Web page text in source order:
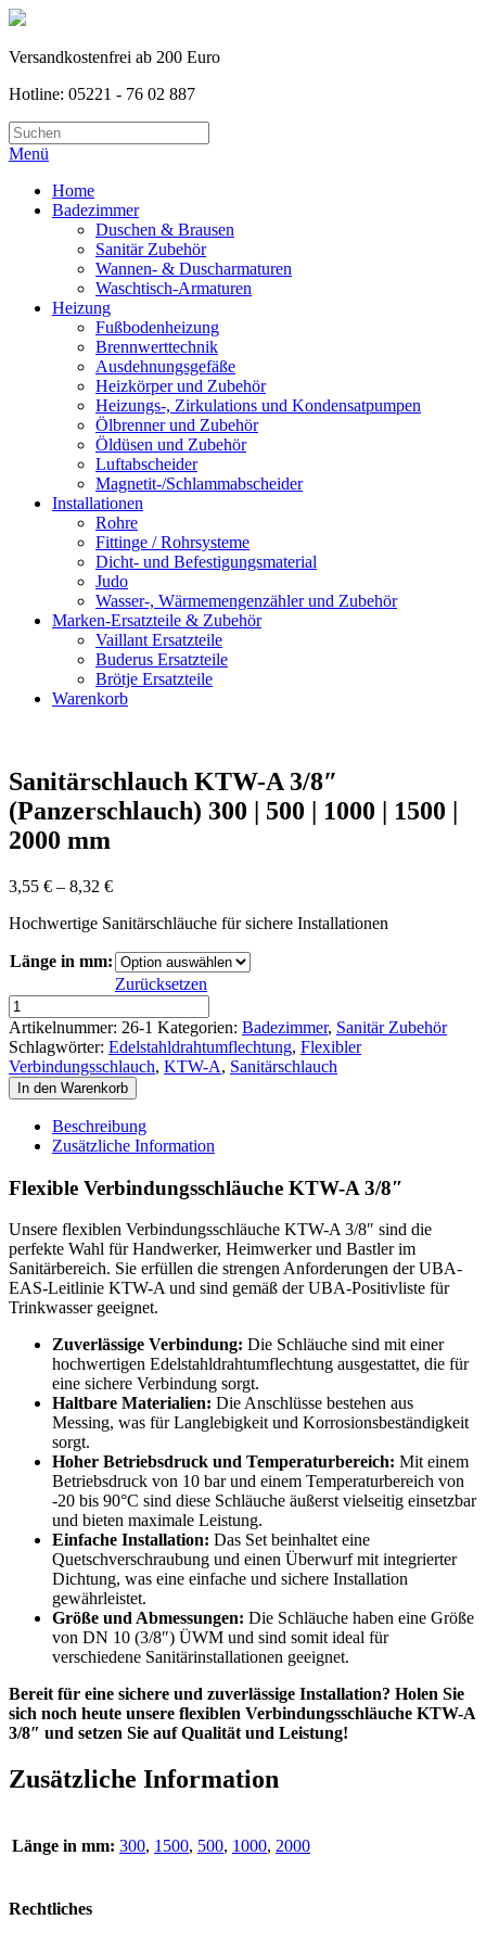
Versandkostenfrei ab 200 Euro
Hotline: 05221 - 76 02 887
Menü
Home
Badezimmer
Duschen & Brausen
Sanitär Zubehör
Wannen- & Duscharmaturen
Waschtisch-Armaturen
Heizung
Fußbodenheizung
Brennwerttechnik
Ausdehnungsgefäße
Heizkörper und Zubehör
Heizungs-, Zirkulations und Kondensatpumpen
Ölbrenner und Zubehör
Öldüsen und Zubehör
Luftabscheider
Magnetit-/Schlammabscheider
Installationen
Rohre
Fittinge / Rohrsysteme
Dicht- und Befestigungsmaterial
Judo
Wasser-, Wärmemengenzähler und Zubehör
Marken-Ersatzteile & Zubehör
Vaillant Ersatzteile
Buderus Ersatzteile
Brötje Ersatzteile
Warenkorb
Sanitärschlauch KTW-A 3/8″
(Panzerschlauch) 300 | 500 | 1000 | 1500 |
2000 mm
3,55 € – 8,32 €
Hochwertige Sanitärschläuche für sichere Installationen
Länge in mm:
Zurücksetzen
Sanitärschlauch
KTW-
A
3/8"
(Panzerschlauch)
300
1000
|
|
2000
mm
Menge
Artikelnummer: 26-1 Kategorien: Badezimmer, Sanitär Zubehör
Schlagwörter: Edelstahldrahtumflechtung, Flexibler
Verbindungsschlauch, KTW-A, Sanitärschlauch
In den Warenkorb
Beschreibung
Zusätzliche Information
Flexible Verbindungsschläuche KTW-A 3/8″
Unsere flexiblen Verbindungsschläuche KTW-A 3/8″ sind die
perfekte Wahl für Handwerker, Heimwerker und Bastler im
Sanitärbereich. Sie erfüllen die strengen Anforderungen der UBA-
EAS-Leitlinie KTW-A und sind gemäß der UBA-Positivliste für
Trinkwasser geeignet.
Zuverlässige Verbindung: Die Schläuche sind mit einer
hochwertigen Edelstahldrahtumflechtung ausgestattet, die für
eine sichere Verbindung sorgt.
Haltbare Materialien: Die Anschlüsse bestehen aus
Messing, was für Langlebigkeit und Korrosionsbeständigkeit
sorgt.
Hoher Betriebsdruck und Temperaturbereich: Mit einem
Betriebsdruck von 10 bar und einem Temperaturbereich von
-20 bis 90°C sind diese Schläuche äußerst vielseitig einsetzbar
und bieten maximale Leistung.
Einfache Installation: Das Set beinhaltet eine
Quetschverschraubung und einen Überwurf mit integrierter
Dichtung, was eine einfache und sichere Installation
gewährleistet.
Größe und Abmessungen: Die Schläuche haben eine Größe
von DN 10 (3/8″) ÜWM und sind somit ideal für
verschiedene Sanitärinstallationen geeignet.
Bereit für eine sichere und zuverlässige Installation? Holen Sie
sich noch heute unsere flexiblen Verbindungsschläuche KTW-A
3/8″ und setzen Sie auf Qualität und Leistung!
Zusätzliche Information
Länge in mm: 300, 1500, 500, 1000, 2000
Rechtliches